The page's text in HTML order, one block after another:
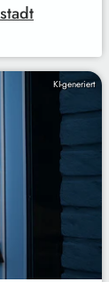
KI-generiert